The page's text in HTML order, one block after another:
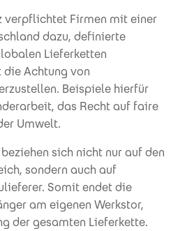
verpflichtet Firmen mit einer
dazu, definierte
Lieferketten
die Achtung von
Beispiele hierfür
das Recht auf faire
Umwelt.
sich nicht nur auf den
sondern auch auf
Somit endet die
am eigenen Werkstor,
der gesamten Lieferkette.